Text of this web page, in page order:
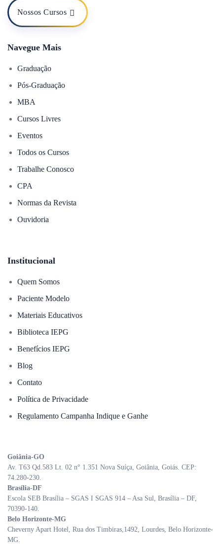
Nossos Cursos
Navegue Mais
Graduação
Pós-Graduação
MBA
Cursos Livres
Eventos
Todos os Cursos
Trabalhe Conosco
CPA
Normas da Revista
Ouvidoria
Institucional
Quem Somos
Paciente Modelo
Materiais Educativos
Biblioteca IEPG
Benefícios IEPG
Blog
Contato
Política de Privacidade
Regulamento Campanha Indique e Ganhe
Goiânia-GO
Av. T63 Qd.583 Lt. 02 n° 1.351 Nova Suíça, Goiânia, Goiás. CEP:
74.280-230.
Brasília-DF
Escola SEB Brasília – SGAS I SGAS 914 – Asa Sul, Brasília – DF,
70390-140.
Belo Horizonte-MG
Cheverny Apart Hotel, Rua dos Timbiras,1492, Lourdes, Belo Horizonte-
MG.